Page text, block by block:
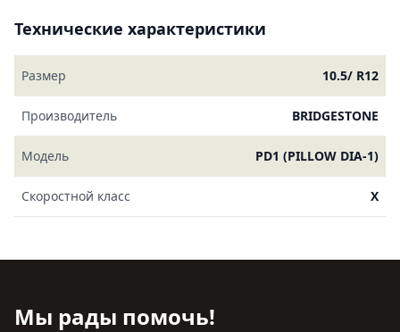
Технические характеристики
Размер 10.5/ R12
Производитель BRIDGESTONE
Модель PD1 (PILLOW DIA-1)
Скоростной класс X
Мы рады помочь!